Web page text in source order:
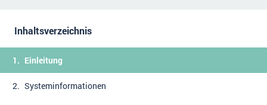
DMS Wissenszentrum
DMS News
Inhaltsverzeichnis
Einleitung
Systeminformationen